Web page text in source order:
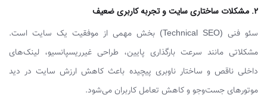
۲. مشکلات ساختاری سایت و تجربه کاربری ضعیف
سئو فنی (Technical SEO) بخش مهمی از موفقیت یک سایت است.
مشکلاتی مانند سرعت بارگذاری پایین، طراحی غیرریسپانسیو، لینک‌های
داخلی ناقص و ساختار ناوبری پیچیده باعث کاهش ارزش سایت در دید
موتورهای جست‌وجو و کاهش تعامل کاربران می‌شود.